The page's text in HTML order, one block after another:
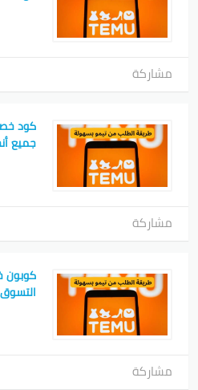
مشاركة
كود
جميع
مشاركة
كوبون
التسوق
مشاركة